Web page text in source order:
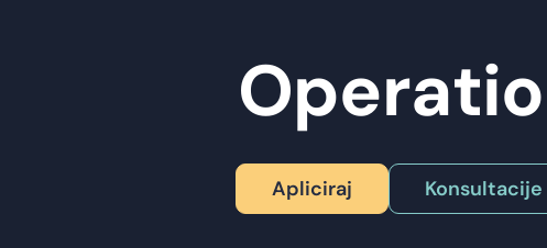
Apliciraj Konsultacije